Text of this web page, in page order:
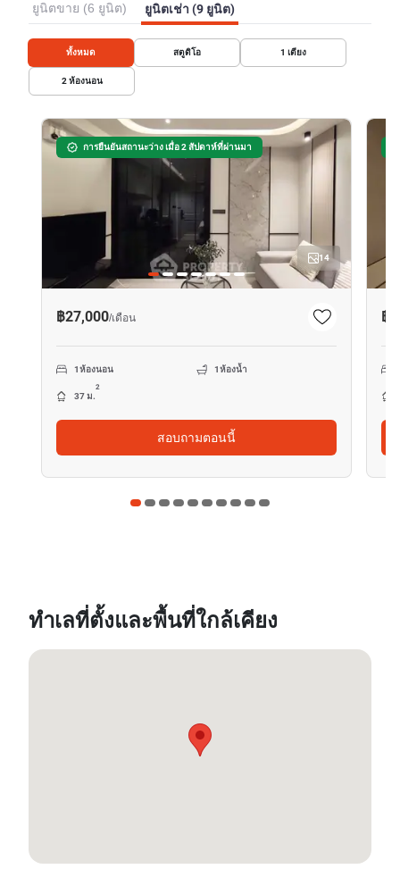
ยูนิตขาย (6 ยูนิต) ยูนิตเช่า (9 ยูนิต)
ทั้งหมด สตูดิโอ 1 เตียง
2 ห้องนอน
การยืนยันสถานะว่าง เมื่อ 2 สัปดาห์ที่ผ่านมา
14
฿27,000/เดือน
1ห้องนอน 1ห้องน้ำ
37 ม.
2
สอบถามตอนนี้
฿
ทำเลที่ตั้งและพื้นที่ใกล้เคียง